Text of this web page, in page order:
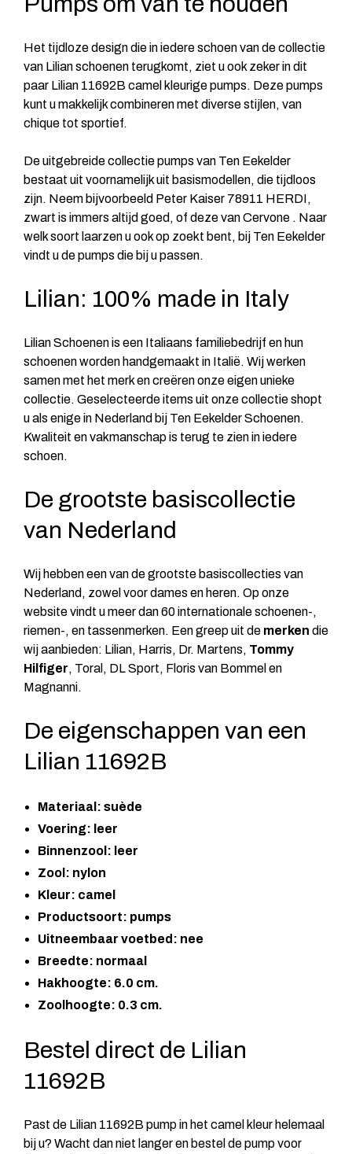
Het tijdloze design die in iedere schoen van de collectie
van Lilian schoenen terugkomt, ziet u ook zeker in dit
paar Lilian 11692B camel kleurige pumps. Deze pumps
kunt u makkelijk combineren met diverse stijlen, van
chique tot sportief.
De uitgebreide collectie pumps van Ten Eekelder
bestaat uit voornamelijk uit basismodellen, die tijdloos
zijn. Neem bijvoorbeeld Peter Kaiser 78911 HERDI,
zwart is immers altijd goed, of dezevan Cervone . Naar
welk soort laarzen u ook op zoekt bent, bij Ten Eekelder
vindt u de pumps die bij u passen.
Lilian: 100% made in Italy
Lilian Schoenen is een Italiaans familiebedrijf en hun
schoenen worden handgemaakt in Italië. Wij werken
samen met het merk en creëren onze eigen unieke
collectie. Geselecteerde items uit onze collectie shopt
u als enige in Nederland bij Ten Eekelder Schoenen.
Kwaliteit en vakmanschap is terug te zien in iedere
schoen.
De grootste basiscollectie
van Nederland
Wij hebben een van de grootste basiscollecties van
Nederland, zowel voor dames en heren. Op onze
website vindt u meer dan 60 internationale schoenen-,
riemen-, en tassenmerken. Een greep uit de merken die
wij aanbieden: Lilian, Harris, Dr. Martens, Tommy
Hilfiger, Toral, DL Sport, Floris van Bommel en
Magnanni.
De eigenschappen van een
Lilian 11692B
Materiaal: suède
Voering: leer
Binnenzool: leer
Zool: nylon
Kleur: camel
Productsoort: pumps
Uitneembaar voetbed: nee
Breedte: normaal
Hakhoogte: 6.0 cm.
Zoolhoogte: 0.3 cm.
Bestel direct de Lilian
11692B
Past de Lilian 11692B pump in het camel kleur helemaal
bij u? Wacht dan niet langer en bestel de pump voor